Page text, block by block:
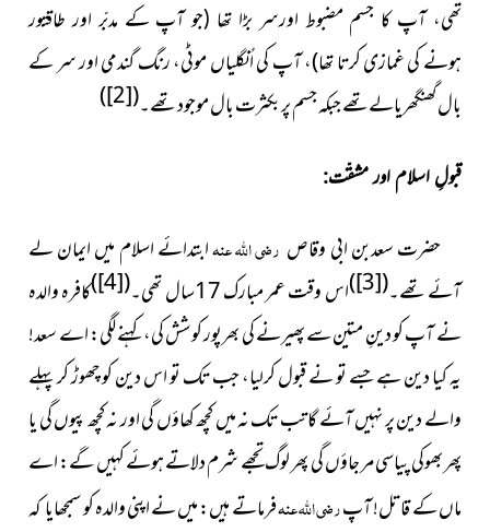
تھی، آپ کا جسم مضبوط اورسر بڑا تھا (جو آپ کے مدبّر اور طاقتور
ہونے کی غمازی کرتا تھا)، آپکی اُنگلیاں موٹی، رنگ گندمی اور سر کے
بال گھنگھریالےتھے جبکہ جسم پر بکثرت بال موجود تھے۔(
[2]
)
قبولِ اسلام اور مشقّت:
حضرت سعدبن ابی وقاص رضی اللہ عنہابتدائے اسلام میں ایمان لے
آئے تھے۔(
[3]
)اس وقت عمر مبارک 17سال تھی۔ (
[4]
)کافرہ والدہ
نے آپ کو دینِ متین سے پھیرنے کی بھرپور کوشش کی، کہنے لگی:اے سعد!
یہ کیا دین ہے جسے تو نے قبول کرلیا، جب تک تو اس دین کو چھوڑ کر پہلے
والے دین پر نہیں آئے گا تب تک نہ میں کچھ کھاؤں گی اور نہ کچھ پیوں گی یا
پھر بھوکی پیاسی مر جاؤں گی پھر لوگ تجھے شرم دلاتے ہوئے کہیں گے: اے
ماں کے قاتل! آپرضی اللہ عنہفرماتے ہیں: میں نے اپنی والدہ کوسمجھایا کہ